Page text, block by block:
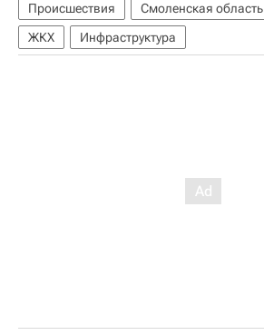
Происшествия Смоленская область
ЖКХ
Инфраструктура